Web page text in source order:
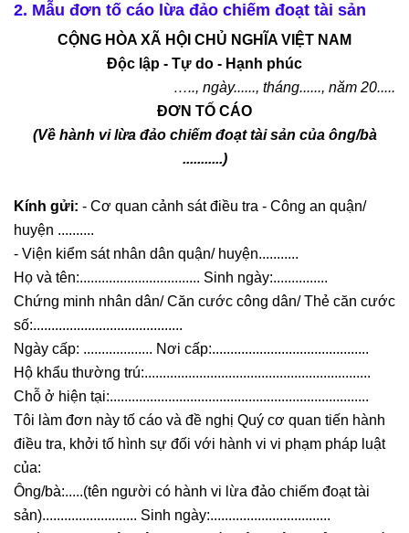
2. Mẫu đơn tố cáo lừa đảo chiếm đoạt tài sản
CỘNG HÒA XÃ HỘI CHỦ NGHĨA VIỆT NAM
Độc lập - Tự do - Hạnh phúc
….., ngày......, tháng......, năm 20.....
ĐƠN TỐ CÁO
(Về hành vi lừa đảo chiếm đoạt tài sản của ông/bà
...........)
Kính gửi: - Cơ quan cảnh sát điều tra - Công an quận/
huyện ..........
- Viện kiểm sát nhân dân quận/ huyện...........
Họ và tên:................................. Sinh ngày:...............
Chứng minh nhân dân/ Căn cước công dân/ Thẻ căn cước
số:.........................................
Ngày cấp: ................... Nơi cấp:...........................................
Hộ khẩu thường trú:..............................................................
Chỗ ở hiện tại:.......................................................................
Tôi làm đơn này tố cáo và đề nghị Quý cơ quan tiến hành
điều tra, khởi tố hình sự đối với hành vi vi phạm pháp luật
của:
Ông/bà:.....(tên người có hành vi lừa đảo chiếm đoạt tài
sản).......................... Sinh ngày:.................................